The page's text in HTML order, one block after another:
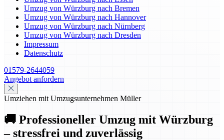
Umzug von Würzburg nach Bremen
Umzug von Würzburg nach Hannover
Umzug von Würzburg nach Nürnberg
Umzug von Würzburg nach Dresden
Impressum
Datenschutz
01579-2644059
Angebot anfordern
Umziehen mit Umzugsunternehmen Müller
🚚 Professioneller Umzug mit Würzburg
– stressfrei und zuverlässig